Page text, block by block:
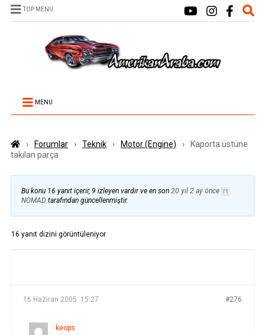
TOP MENU
MENU
› Forumlar › Teknik › Motor (Engine) ›
Kaporta üstüne
takılan parça
Bu konu 16 yanıt içerir, 9 izleyen vardır ve en son 20 yıl 2 ay önce
NOMAD tarafından güncellenmiştir.
16 yanıt dizini görüntüleniyor
16 Haziran 2005: 15:27 #276
keops